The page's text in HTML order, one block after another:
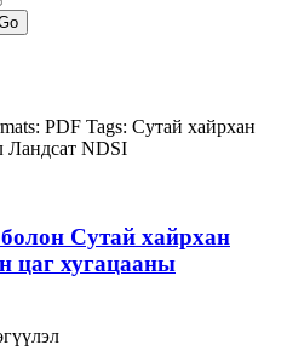
PDF Tags: Сутай хайрхан
Ландсат NDSI
Сутай хайрхан
цаг хугацааны